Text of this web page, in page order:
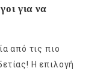
για να
από τις πιο
Η επιλογή